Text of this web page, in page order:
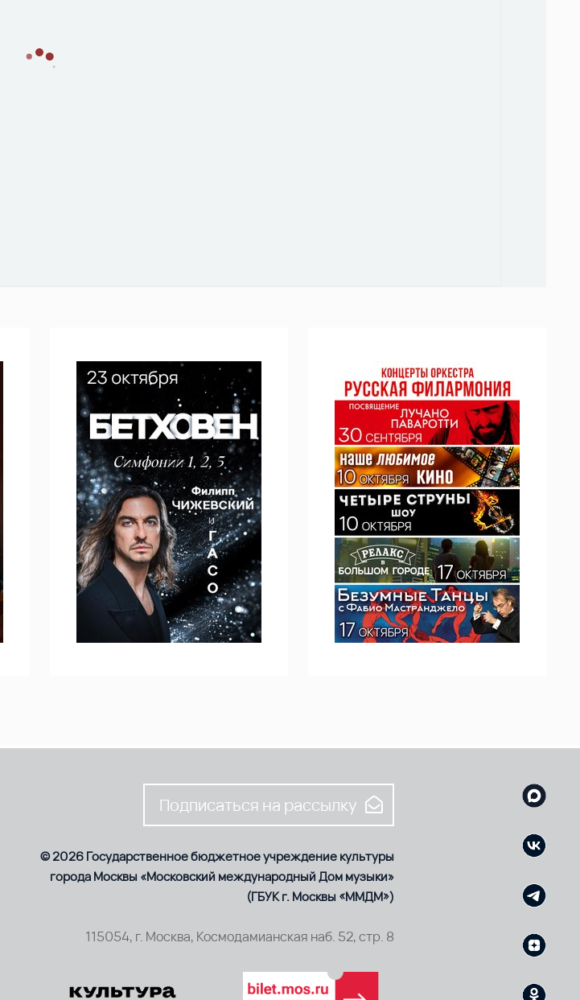
Подписаться на рассылку
© 2026 Государственное бюджетное учреждение культуры
города Москвы «Московский международный Дом музыки»
(ГБУК г. Москвы «ММДМ»)
115054, г. Москва, Космодамианская наб. 52, стр. 8